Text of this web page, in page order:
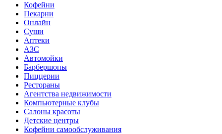
Кофейни
Пекарни
Онлайн
Суши
Аптеки
АЗС
Автомойки
Барбершопы
Пиццерии
Рестораны
Агентства недвижимости
Компьютерные клубы
Салоны красоты
Детские центры
Кофейни самообслуживания